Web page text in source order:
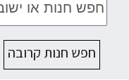
חפש חנות קרובה